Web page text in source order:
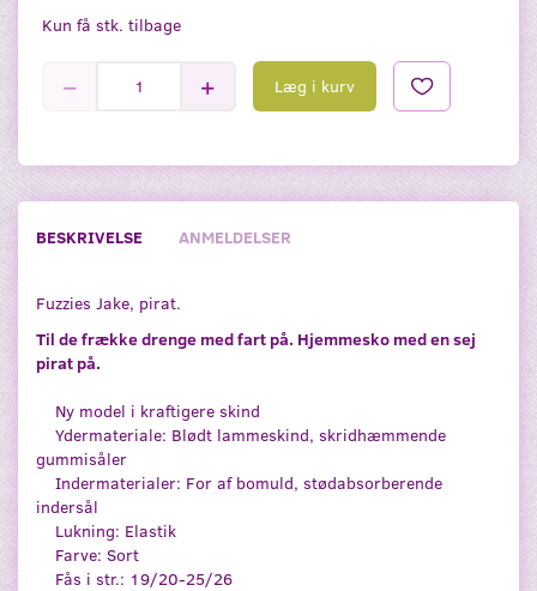
Kun få stk. tilbage
Læg i kurv
BESKRIVELSE ANMELDELSER
Fuzzies Jake, pirat.
Til de frække drenge med fart på. Hjemmesko med en sej
pirat på.
Ny model i kraftigere skind
Ydermateriale: Blødt lammeskind, skridhæmmende
gummisåler
Indermaterialer: For af bomuld, stødabsorberende
indersål
Lukning: Elastik
Farve: Sort
Fås i str.: 19/20-25/26